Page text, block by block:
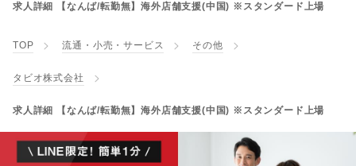
求人詳細 【なんば/転勤無】海外店舗支援(中国) ※スタンダード上場
TOP 流通・小売・サービス その他
タビオ株式会社
求人詳細 【なんば/転勤無】海外店舗支援(中国) ※スタンダード上場